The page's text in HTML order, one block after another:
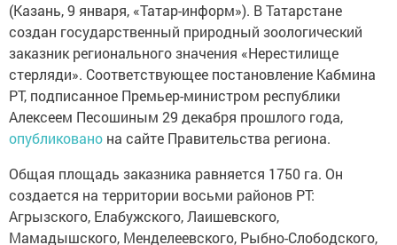
(Казань, 9 января, «Татар-информ»). В Татарстане
создан государственный природный зоологический
заказник регионального значения «Нерестилище
стерляди». Соответствующее постановление Кабмина
РТ, подписанное Премьер-министром республики
Алексеем Песошиным 29 декабря прошлого года,
опубликовано на сайте Правительства региона.
Общая площадь заказника равняется 1750 га. Он
создается на территории восьми районов РТ:
Агрызского, Елабужского, Лаишевского,
Мамадышского, Менделеевского, Рыбно-Слободского,